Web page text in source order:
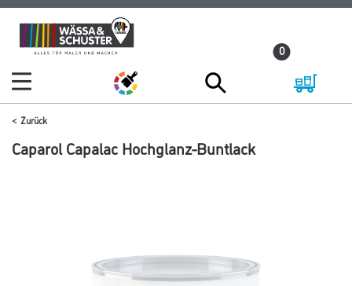
Zum
Inhalt
Zum
Navigationsmenü
0
Zurück
Caparol Capalac Hochglanz-Buntlack